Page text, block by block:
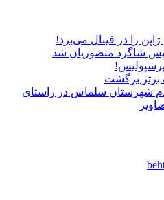
را در فینال می‌برد!
شاگرد منصوریان شد
پرسپولیس!
برتر برگشت
شهرستان سلماس در راستای